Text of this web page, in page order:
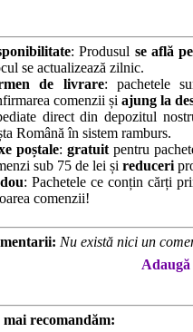
: Produsul se află
se actualizează zilnic.
de livrare: pachetele
comenzii șiajung la
direct din depozitul
Română în sistem ramburs.
poștale: gratuitpentru
sub 75 de lei și reduceri
: Pachetele ce conțin cărți
comenzii!
Nu există nici un
mai recomandăm: